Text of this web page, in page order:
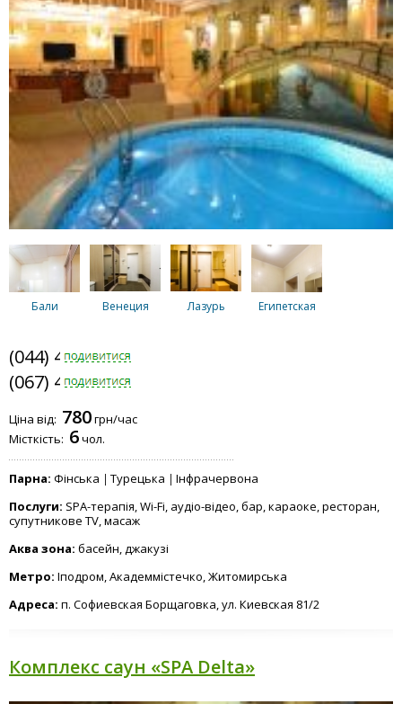
Бали Венеция Лазурь Египетская
загального
користування
(044) 401-6480
(067) 409-5966
Ціна від: 780грн/час
Місткість: 6чол.
Парна: Фінська Турецька
Інфрачервона
Послуги: SPA-терапія, Wi-Fi, аудіо-відео, бар, караоке, ресторан,
супутникове TV, масаж
Аква зона: басейн, джакузі
Метро: Іподром, Академмістечко, Житомирська
Адреса: п. Софиевская Борщаговка, ул. Киевская 81/2
Комплекс саун «SPA Delta»